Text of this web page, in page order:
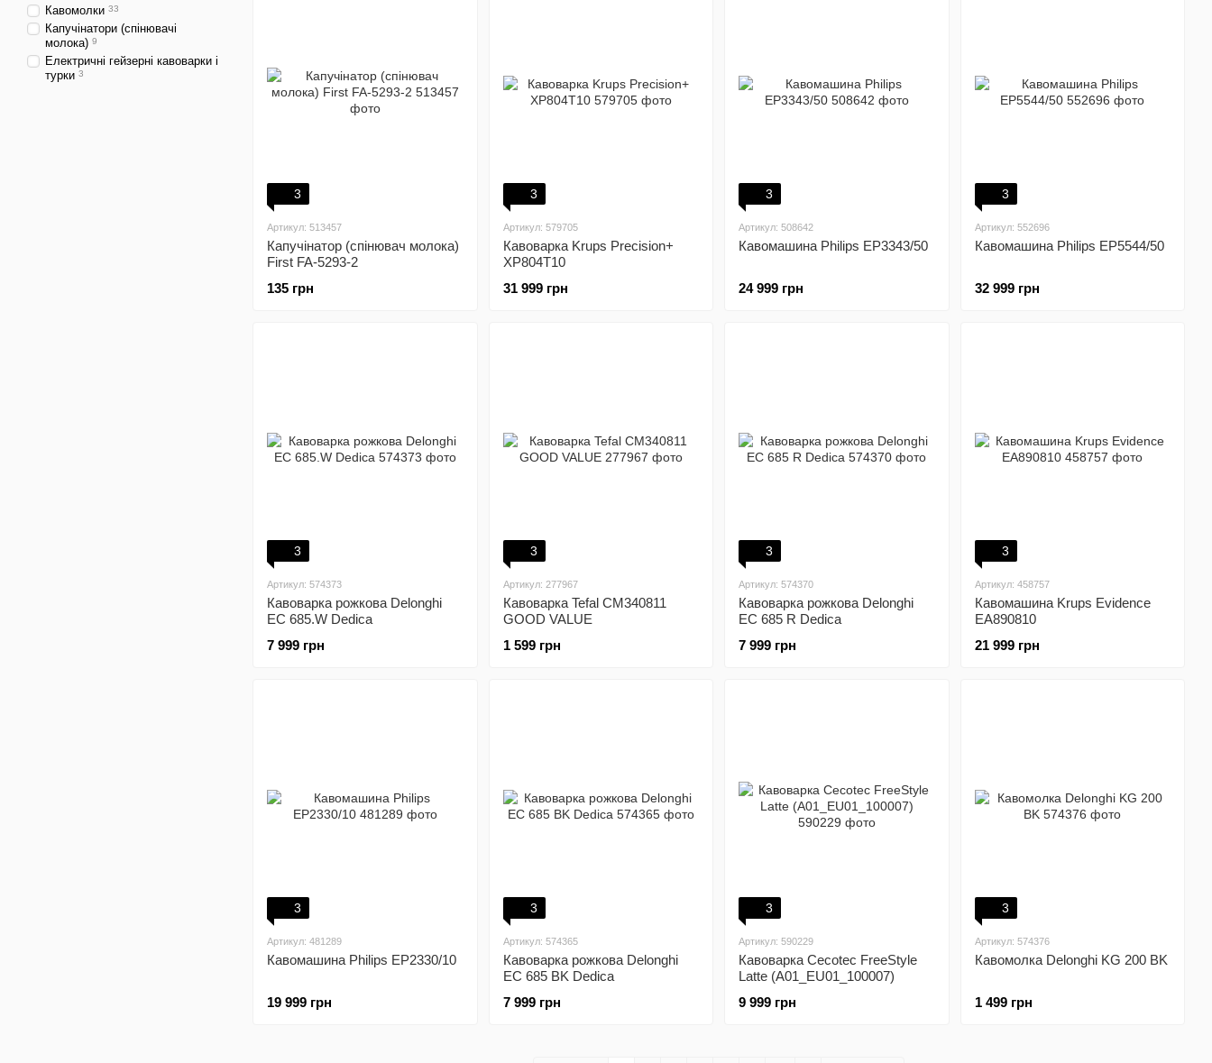
3
Артикул: 513457
Капучінатор (спінювач молока)
First FA-5293-2
135 грн
3
Артикул: 579705
Кавоварка Krups Precision+
XP804T10
31 999 грн
3
Артикул: 508642
Кавомашина Philips EP3343/50
24 999 грн
3
Артикул: 552696
Кавомашина Philips EP5544/50
32 999 грн
3
Артикул: 574373
Кавоварка рожкова Delonghi
EC 685.W Dedica
7 999 грн
3
Артикул: 277967
Кавоварка Tefal CM340811
GOOD VALUE
1 599 грн
3
Артикул: 574370
Кавоварка рожкова Delonghi
EC 685 R Dedica
7 999 грн
3
Артикул: 458757
Кавомашина Krups Evidence
EA890810
21 999 грн
3
Артикул: 481289
Кавомашина Philips EP2330/10
19 999 грн
3
Артикул: 574365
Кавоварка рожкова Delonghi
EC 685 BK Dedica
7 999 грн
3
Артикул: 590229
Кавоварка Cecotec FreeStyle
Latte (A01_EU01_100007)
9 999 грн
3
Артикул: 574376
Кавомолка Delonghi KG 200 BK
1 499 грн
Кавомолки 33
Капучінатори (спінювачі
молока) 9
Електричні гейзерні кавоварки і
турки 3